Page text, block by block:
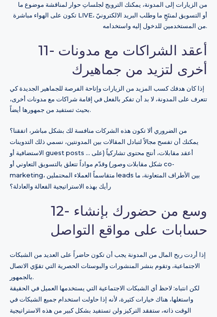
من الزيارات إلى المدونة، يمكنك الترويج لجلساتِ حوار لمناقشة موضوع ما
تكون على الهواء مباشرة LIVE، أو التسويق لمنتَجٍ ما وطلب البريد الالكترونيّ
من المستخدمين للدخول إليه واستخدامه.
11- أعقد الشراكات مع مدونات
أخرى لتزيد من جماهيرك
إذا كان هدفك كسب المزيد من الزيارات وإتاحة الفرصة للجماهير الجديدة كي
تتعرف على المدونة، لا بد أن تفكر بالفعل في إقامة شراكات مع مدونات أخرى،
بحيث تستفيد من جمهورها أيضاً.
من الضروري ألا تكون هذه الشركات منافسة لك بشكل مباشر، اتفقنا؟
يمكنك أن تفسح مجالاً لتبادل المقالات بين المدونتين، نسمي ذلك التدوينات
الاستضافية أو guest posts … أعقد مقابلات، أنتج محتوى تشاركياً (على
شكل مقابلات وصور) وقدّم مواداً تتعلق بالتسويق التعاوني أو co-
marketing، متقاسماً العملاء المحتملين leads بين الأطراف المتعاونة، ما
رأيك بهذه الاستراتيجية الفعالة والعادلة؟
12- وسع من حضورك بإنشاء
حسابات على مواقع التواصل
إذا أردت ربح المال من المدونة يجب أن تكون حاضراً على العديد من الشبكات
الاجتماعية، وتقوم بنشر المنشورات والبوستات الحصرية التي تقوّي الاتصال
بالجمهور.
لكن انتباه: لاحظ أي الشبكات الاجتماعية التي يستخدمها العميل في الحقيقة
واستغلها، هناك خيارات كثيرة، لأنه إذا حاولت استخدام جميع الشبكات في
الوقت ذاته، ستفقد التركيز ولن تستفيد بشكل كبير من هذه الاستراتيجية